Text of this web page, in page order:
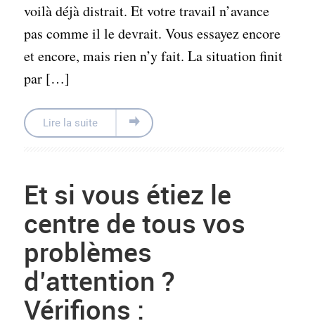
voilà déjà distrait. Et votre travail n’avance
pas comme il le devrait. Vous essayez encore
et encore, mais rien n’y fait. La situation finit
par […]
Lire la suite
Et si vous étiez le
centre de tous vos
problèmes
d’attention ?
Vérifions :